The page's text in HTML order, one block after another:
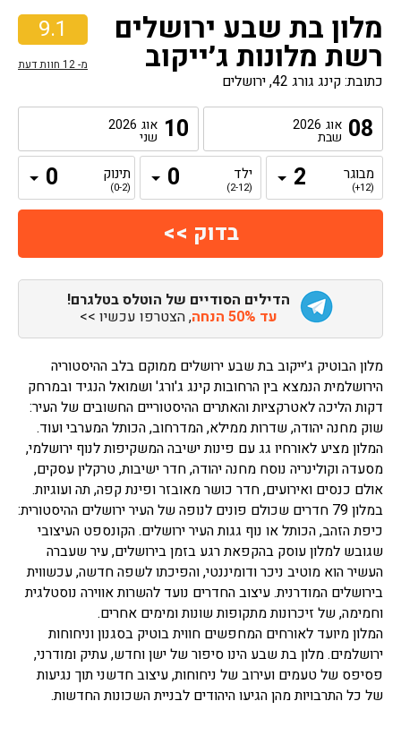
9.1
מ-12 חוות דעת
מלון בת שבע ירושלים
רשת מלונות ג׳ייקוב
כתובת: קינג גורג 42, ירושלים
08 אוג 2026
שבת 10 אוג 2026
שני
מבוגר
(12+)
ילד
(2-12)
תינוק
(0-2)
הדילים הסודיים של הוטלס בטלגרם!
עד 50% הנחה , הצטרפו עכשיו >>
מלון הבוטיק ג׳ייקוב בת שבע ירושלים ממוקם בלב ההיסטוריה
הירושלמית הנמצא בין הרחובות קינג ג'ורג' ושמואל הנגיד ובמרחק
דקות הליכה לאטרקציות והאתרים ההיסטוריים החשובים של העיר:
שוק מחנה יהודה, שדרות ממילא, המדרחוב, הכותל המערבי ועוד.
המלון מציע לאורחיו גג עם פינות ישיבה המשקיפות לנוף ירושלמי,
מסעדה וקולינריה נוסח מחנה יהודה, חדר ישיבות, טרקלין עסקים,
אולם כנסים ואירועים, חדר כושר מאובזר ופינת קפה, תה ועוגיות.
במלון 79 חדרים שכולם פונים לנופה של העיר ירושלים ההיסטורית:
כיפת הזהב, הכותל או נוף גגות העיר ירושלים. הקונספט העיצובי
שגובש למלון עוסק בהקפאת רגע בזמן בירושלים, עיר שעברה
העשיר הוא מוטיב ניכר ודומיננטי, והפיכתו לשפה חדשה, עכשווית
בירושלים המודרנית. עיצוב החדרים נועד להשרות אווירה נוסטלגית
וחמימה, של זיכרונות מתקופות שונות ומימים אחרים.
המלון מיועד לאורחים המחפשים חווית בוטיק בסגנון וניחוחות
ירושלמים. מלון בת שבע הינו סיפור של ישן וחדש, עתיק ומודרני,
פסיפס של טעמים ועירוב של ניחוחות, עיצוב חדשני תוך נגיעות
של כל התרבויות מהן הגיעו היהודים לבניית השכונות החדשות.